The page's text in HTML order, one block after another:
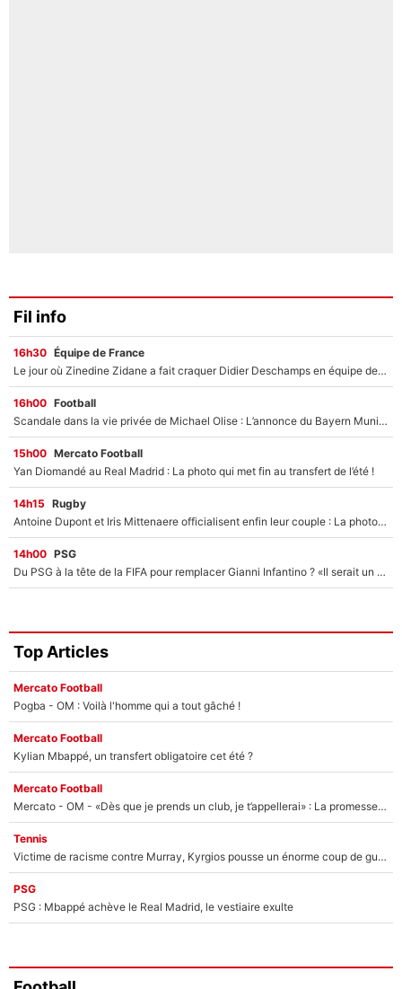
Fil info
16h30 Équipe de France
Le jour où Zinedine Zidane a fait craquer Didier Deschamps en équipe de France : «Je m’en suis voulu», l’ancien sélectionneur a regretté son geste !
16h00 Football
Scandale dans la vie privée de Michael Olise : L’annonce du Bayern Munich sur son enfant caché
15h00 Mercato Football
Yan Diomandé au Real Madrid : La photo qui met fin au transfert de l’été !
14h15 Rugby
Antoine Dupont et Iris Mittenaere officialisent enfin leur couple : La photo qui enflamme les réseaux sociaux
14h00 PSG
Du PSG à la tête de la FIFA pour remplacer Gianni Infantino ? «Il serait un mauvais président», le patron de la Liga s'attaque à Nasser Al-Khelaïfi !
Top Articles
Mercato Football
Pogba - OM : Voilà l'homme qui a tout gâché !
Mercato Football
Kylian Mbappé, un transfert obligatoire cet été ?
Mercato Football
Mercato - OM - «Dès que je prends un club, je t’appellerai» : La promesse de Marcelino au moment de claquer la porte
Tennis
Victime de racisme contre Murray, Kyrgios pousse un énorme coup de gueule !
PSG
PSG : Mbappé achève le Real Madrid, le vestiaire exulte